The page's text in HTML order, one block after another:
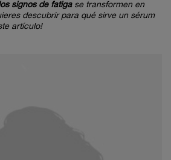
signos de fatigase transformen en
descubrir para qué sirve un sérum
artículo!